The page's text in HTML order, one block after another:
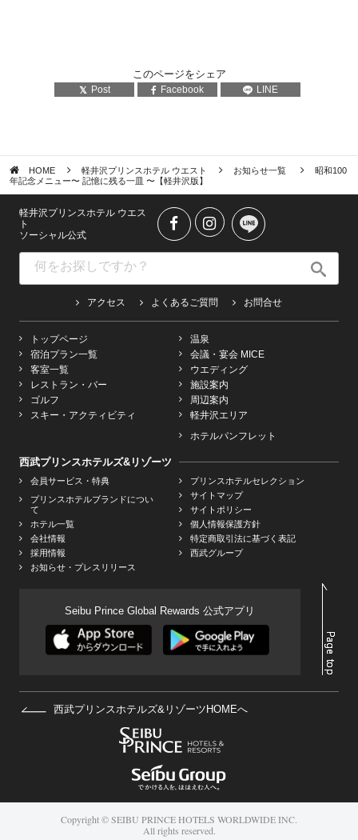
このページをシェア
Post Facebook LINE
HOME 軽井沢プリンスホテル ウエスト お知らせ一覧
昭和100
年記念メニュー〜 記憶に残る一皿 〜【軽井沢版】
軽井沢プリンスホテル ウエス
ト
ソーシャル公式
アクセス よくあるご質問 お問合せ
トップページ
宿泊プラン一覧
客室一覧
レストラン・バー
ゴルフ
スキー・アクティビティ
温泉
会議・宴会 MICE
ウエディング
施設案内
周辺案内
軽井沢エリア
ホテルパンフレット
西武プリンスホテルズ&リゾーツ
会員サービス・特典
プリンスホテルブランドについ
て
ホテル一覧
会社情報
採用情報
お知らせ・プレスリリース
プリンスホテルセレクション
サイトマップ
サイトポリシー
個人情報保護方針
特定商取引法に基づく表記
西武グループ
Seibu Prince Global Rewards 公式アプリ
西武プリンスホテルズ&リゾーツHOMEへ
Copyright © SEIBU PRINCE HOTELS WORLDWIDE INC.
All rights reserved.